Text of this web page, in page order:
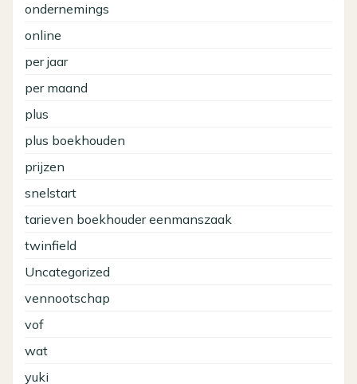
ondernemings
online
per jaar
per maand
plus
plus boekhouden
prijzen
snelstart
tarieven boekhouder eenmanszaak
twinfield
Uncategorized
vennootschap
vof
wat
yuki